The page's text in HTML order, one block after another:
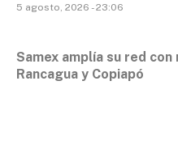
5 agosto, 2026 - 23:06
Samex amplía su red
Rancagua y Copiapó